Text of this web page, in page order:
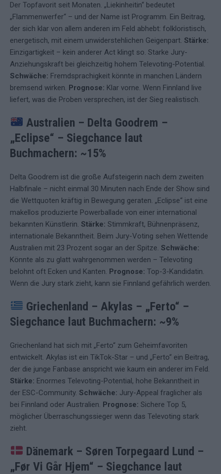
Der Topfavorit seit Monaten. „Liekinheitin“ bedeutet
„Flammenwerfer“ – und der Name ist Programm. Ein Beitrag,
der sich klar von allem anderen im Feld abhebt: folkloristisch,
energetisch, mit einem unwiderstehlichen Geigenpart. Stärke:
Einzigartigkeit – kein anderer Act klingt so. Starke Jury-
Anziehungskraft bei gleichzeitig hohem Televoting-Potential.
Schwäche: Fremdsprachigkeit könnte in manchen Ländern
bremsend wirken. Prognose: Klar vorne. Wenn Finnland live
liefert, was die Proben versprechen, ist der Sieg realistisch.
Australien – Delta Goodrem –
„Eclipse“ – Siegchance laut
Buchmachern: ~15%
Delta Goodrem ist die große Aufsteigerin nach dem zweiten
Halbfinale – nicht einmal 30 Minuten nach Ende der Show sind
die Wettquoten kräftig in Bewegung geraten. „Eclipse“ ist eine
makellos produzierte Powerballade von einer international
bekannten Künstlerin. Stärke: Stimmkraft, Bühnenpräsenz,
internationale Bekanntheit. Beim Jury-Voting sehen Wettende
Australien mit 23 Prozent sogar an der Spitze. Schwäche:
Könnte als zu glatt wahrgenommen werden – Televoting
belohnt oft Ecken und Kanten. Prognose: Top-3-Kandidatin.
Wenn die Jury stark zieht, kann sie Finnland gefährlich werden.
Griechenland – Akylas – „Ferto“ –
Siegchance laut Buchmachern: ~9%
Griechenland hat sich mit „Ferto“ zum Geheimfavoriten
entwickelt. Akylas ist ein TikTok-Star – und „Ferto“ ein Beitrag,
der die junge Fanbase anspricht wie kaum ein anderer im Feld.
Stärke: Enormes Televoting-Potential, hohe Bekanntheit in
der ESC-Community. Schwäche: Jury-Appeal fraglicher als
bei Finnland oder Australien. Prognose: Sichere Top 5,
möglicher Überraschungssieger wenn das Televoting stark
zieht.
Dänemark – Søren Torpegaard Lund –
„Før Vi Går Hjem“ – Siegchance laut